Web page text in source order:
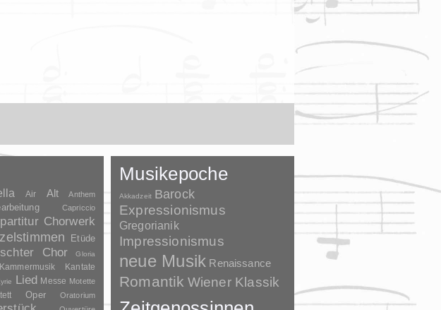
Air Alt Anthem
Capriccio
Chorwerk
Etüde
Chor Gloria
Kammermusik Kantate
Lied Messe Motette
Oper Oratorium
Musikepoche
Akkadzeit Barock
Expressionismus
Gregorianik
Impressionismus
neue Musik Renaissance
Romantik Wiener Klassik